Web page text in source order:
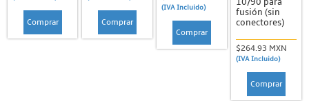
Comprar Comprar
(IVA Incluido)
Comprar
10/90 para
fusión (sin
conectores)
$264.93 MXN
(IVA Incluido)
Comprar